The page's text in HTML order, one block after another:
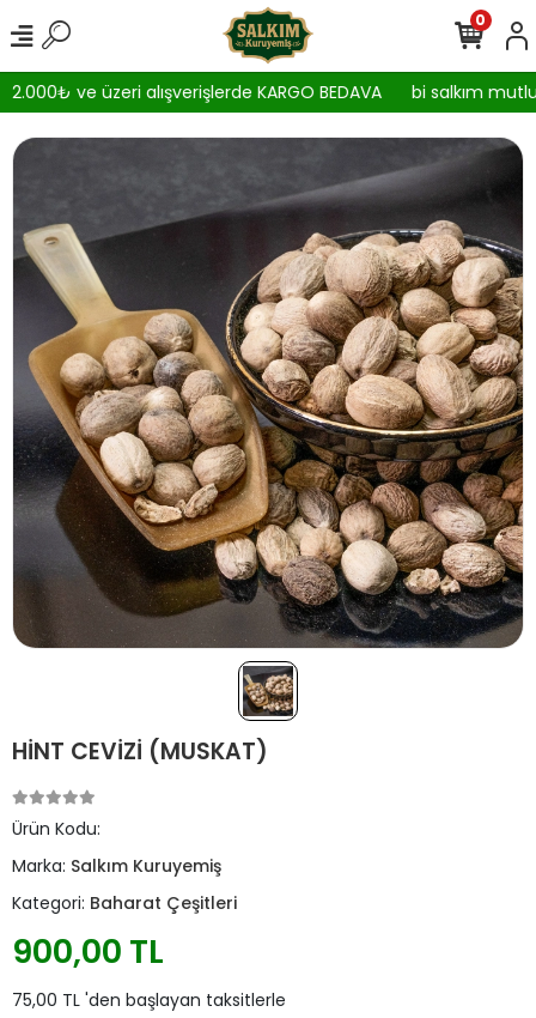
2.000₺ ve üzeri alışverişlerde KARGO BEDAVA bi salkım
0
HİNT CEVİZİ (MUSKAT)
Ürün Kodu:
Marka: Salkım Kuruyemiş
Kategori: Baharat Çeşitleri
900,00 TL
75,00 TL 'den başlayan taksitlerle